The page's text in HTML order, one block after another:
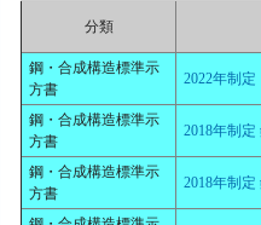
分類
鋼・合成構造標準示
方書
2022年制
鋼・合成構造標準示
方書
2018年制
鋼・合成構造標準示
方書
2018年制